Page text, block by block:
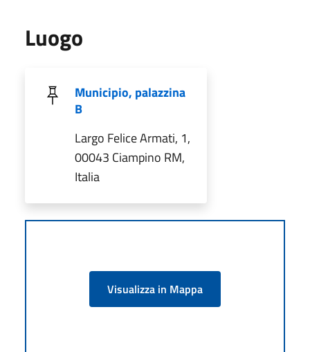
Luogo
Municipio, palazzina
B
Largo Felice Armati, 1,
00043 Ciampino RM,
Italia
Visualizza in Mappa